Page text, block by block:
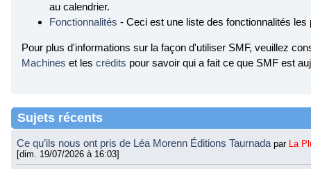
au calendrier.
Fonctionnalités - Ceci est une liste des fonctionnalités les
Pour plus d'informations sur la façon d'utiliser SMF, veuillez
Machines et les crédits pour savoir qui a fait ce que SMF est
Sujets récents
Ce qu’ils nous ont pris de Léa Morenn Éditions Taurnada par
La
[dim. 19/07/2026 à 16:03]